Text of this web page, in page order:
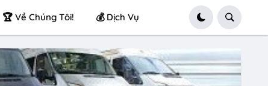
🏆 Về Chúng Tôi! 💰 Dịch Vụ